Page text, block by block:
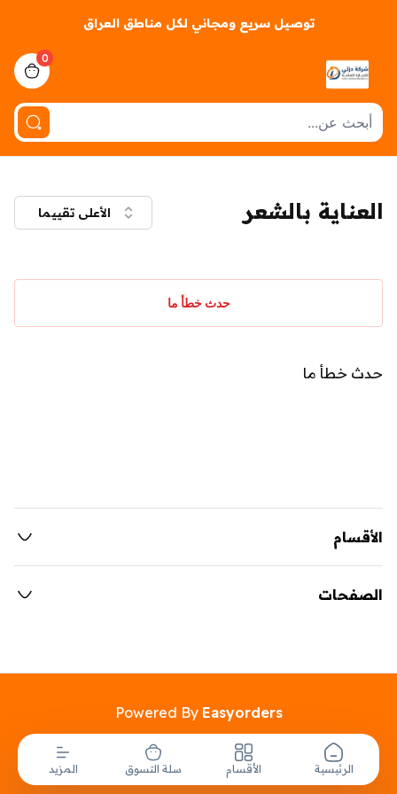
توصيل سريع ومجاني لكل مناطق العراق
0
bag
العناية بالشعر الأعلى تقييما
حدث خطأ ما
حدث خطأ ما
الرئيسية الأقسام سلة التسوق المزيد
الأقسام
الصفحات
Powered By Easyorders